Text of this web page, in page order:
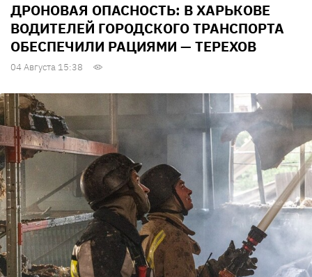
ДРОНОВАЯ ОПАСНОСТЬ: В ХАРЬКОВЕ
ВОДИТЕЛЕЙ ГОРОДСКОГО ТРАНСПОРТА
ОБЕСПЕЧИЛИ РАЦИЯМИ — ТЕРЕХОВ
04 Августа 15:38